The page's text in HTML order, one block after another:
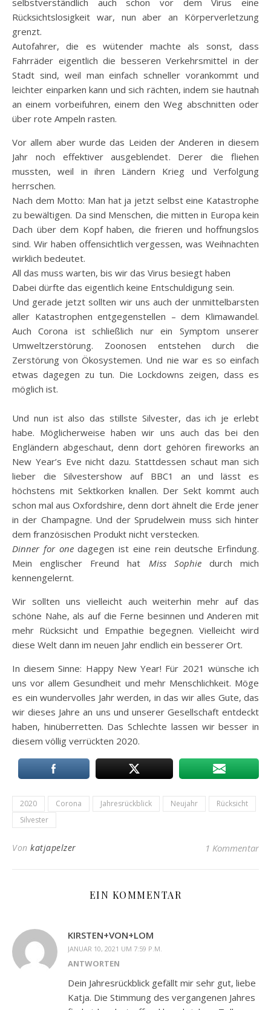
Rücksichtslosigkeit war, nun aber an Körperverletzung
grenzt.
Autofahrer, die es wütender machte als sonst, dass
Fahrräder eigentlich die besseren Verkehrsmittel in der
Stadt sind, weil man einfach schneller vorankommt und
leichter einparken kann und sich rächten, indem sie hautnah
an einem vorbeifuhren, einem den Weg abschnitten oder
über rote Ampeln rasten.
Vor allem aber wurde das Leiden der Anderen in diesem
Jahr noch effektiver ausgeblendet. Derer die fliehen
mussten, weil in ihren Ländern Krieg und Verfolgung
herrschen.
Nach dem Motto: Man hat ja jetzt selbst eine Katastrophe
zu bewältigen. Da sind Menschen, die mitten in Europa kein
Dach über dem Kopf haben, die frieren und hoffnungslos
sind. Wir haben offensichtlich vergessen, was Weihnachten
wirklich bedeutet.
All das muss warten, bis wir das Virus besiegt haben
Dabei dürfte das eigentlich keine Entschuldigung sein.
Und gerade jetzt sollten wir uns auch der unmittelbarsten
aller Katastrophen entgegenstellen – dem Klimawandel.
Auch Corona ist schließlich nur ein Symptom unserer
Umweltzerstörung. Zoonosen entstehen durch die
Zerstörung von Ökosystemen. Und nie war es so einfach
etwas dagegen zu tun. Die Lockdowns zeigen, dass es
möglich ist.
Und nun ist also das stillste Silvester, das ich je erlebt
habe. Möglicherweise haben wir uns auch das bei den
Engländern abgeschaut, denn dort gehören fireworks an
New Year’s Eve nicht dazu. Stattdessen schaut man sich
lieber die Silvestershow auf BBC1 an und lässt es
höchstens mit Sektkorken knallen. Der Sekt kommt auch
schon mal aus Oxfordshire, denn dort ähnelt die Erde jener
in der Champagne. Und der Sprudelwein muss sich hinter
dem französischen Produkt nicht verstecken.
Dinner for onedagegen ist eine rein deutsche Erfindung.
Mein englischer Freund hat Miss Sophiedurch mich
kennengelernt.
Wir sollten uns vielleicht auch weiterhin mehr auf das
schöne Nahe, als auf die Ferne besinnen und Anderen mit
mehr Rücksicht und Empathie begegnen. Vielleicht wird
diese Welt dann im neuen Jahr endlich ein besserer Ort.
In diesem Sinne: Happy New Year! Für 2021 wünsche ich
uns vor allem Gesundheit und mehr Menschlichkeit. Möge
es ein wundervolles Jahr werden, in das wir alles Gute, das
wir dieses Jahre an uns und unserer Gesellschaft entdeckt
haben, hinüberretten. Das Schlechte lassen wir besser in
diesem völlig verrückten 2020.
2020 Corona Jahresrückblick Neujahr
Rücksicht
Silvester
Von katjapelzer 1 Kommentar
EIN KOMMENTAR
KIRSTEN+VON+LOM
JANUAR 10, 2021 UM 7:59 P.M.
ANTWORTEN
Dein Jahresrückblick gefällt mir sehr gut, liebe
Katja. Die Stimmung des vergangenen Jahres